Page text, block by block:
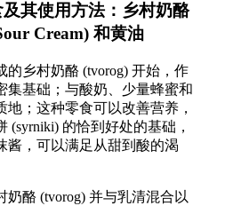
其使用方法：乡村奶酪
Cream) 和黄油
乡村奶酪 (tvorog) 开始，作
集基础；与酸奶、少量蜂蜜和
；这种零食可以改善营养，
(syrniki) 的恰到好处的基础，
酱，可以满足从甜到酸的渴
酪 (tvorog) 并与乳清混合以